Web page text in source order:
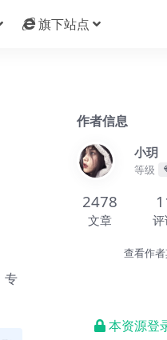
旗下站点
专
作者信息
小玥
等级
2478
文章
查看作
本资源登